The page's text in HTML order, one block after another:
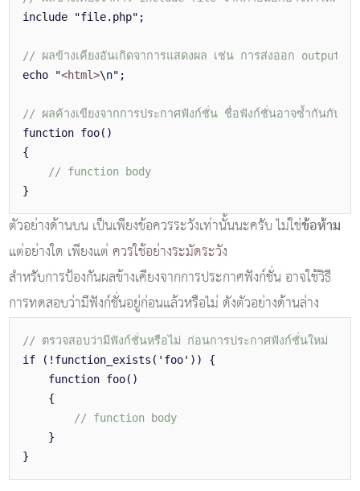
include "file.php";
// ผลข้างเคียงอันเกิดจาการแสดงผล เช่น การส่งออก output ก่
echo "<html>\n";
// ผลค้างเขียงจากการประกาศฟังก์ชั่น ชื่อฟังก์ชั่นอาจซ้ำกันกับฟั
function foo()
{
// function body
}
ตัวอย่างด้านบน เป็นเพียงข้อควรระวังเท่านั้นนะครับ ไม่ใช่ข้อห้าม
แต่อย่างใด เพียงแต่ควรใช้อย่างระมัดระวัง
สำหรับการป้องกันผลข้างเคียงจากการประกาศฟังก์ชั่น อาจใช้วิธี
การทดสอบว่ามีฟังก์ชั่นอยู่ก่อนแล้วหรือไม่ ดังตัวอย่างด้านล่าง
// ตรวจสอบว่ามีฟังก์ชั่นหรือไม่ ก่อนการประกาศฟังก์ชั่นใหม่
if (!function_exists('foo')) {
function foo()
{
// function body
}
}